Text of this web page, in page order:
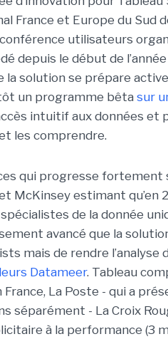
France et Europe du Sud
utilisateurs
depuis le début de
la solution se prépare
un programme bêta sur
intuitif aux données et
les comprendre.
qui progresse fortement
McKinsey estimant qu’en
de la donnée
avancé que la
mais de rendre l’analyse
Datameer. Tableau
La Poste - qui a
séparément - La Croix
à la performance (3